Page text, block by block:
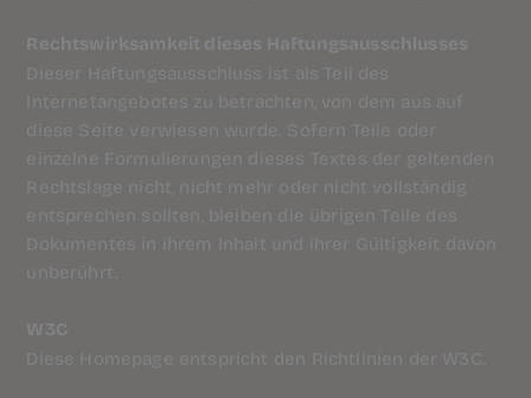
Rechtswirksamkeit dieses Haftungsausschlusses
Dieser Haftungsausschluss ist als Teil des
Internetangebotes zu betrachten, von dem aus auf
diese Seite verwiesen wurde. Sofern Teile oder
einzelne Formulierungen dieses Textes der geltenden
Rechtslage nicht, nicht mehr oder nicht vollständig
entsprechen sollten, bleiben die übrigen Teile des
Dokumentes in ihrem Inhalt und ihrer Gültigkeit davon
unberührt.
W3C
Diese Homepage entspricht den Richtlinien der W3C.